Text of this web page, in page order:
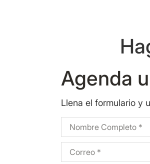
Agenda
Llena el formulario y